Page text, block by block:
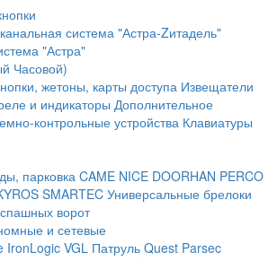
система "Астра-Zитадель"
"Астра"
Часовой)
жетоны, карты доступа Извещатели
и индикаторы Дополнительное
контрольные устройства Клавиатуры
парковка CAME NICE DOORHAN PERCO
SMARTEC Универсальные брелоки
ворот
и сетевые
IronLogic VGL Патруль Quest Parsec